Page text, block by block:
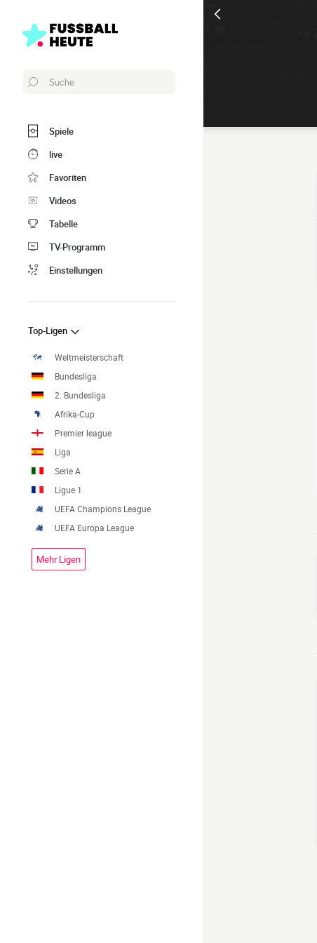
Suche
Spiele
live
Favoriten
Videos
Tabelle
TV-Programm
Einstellungen
Top-Ligen
Weltmeisterschaft
Bundesliga
2. Bundesliga
Afrika-Cup
Premier league
Liga
Serie A
Ligue 1
UEFA Champions League
UEFA Europa League
Mehr Ligen